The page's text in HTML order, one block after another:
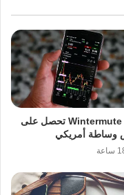
شركة Wintermute تحصل على
وساطة أمريكي